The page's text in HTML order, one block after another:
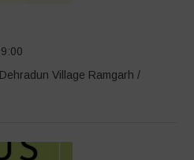
Village Ramgarh /